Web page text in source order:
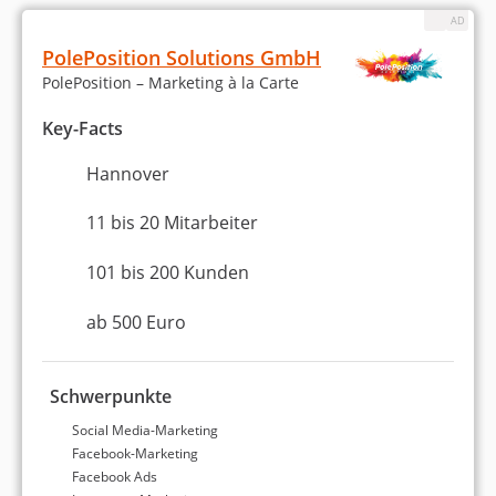
Einschränkungen der
Untersuchung
Auch wenn die genutzten Datenquellen im
Grundsatz als verlässlich gelten, bestehen wie bei
jeder Analyse bestimmte Grenzen, die
berücksichtigt werden müssen:
Vor allem Google hat immer wieder Probleme
Echtheitsprüfung können wir ausschließlich
für Bewertungen aus unserem eigenen
System vornehmen, weshalb diese stärker
gewichtet wurden als die Google-
Bewertungen.
Einschränkung 2: Geringe Anzahl an
Bewertungen
PolePosition Solutions GmbH
PolePosition – Marketing à la Carte
Key-Facts
Hannover
11 bis 20 Mitarbeiter
101 bis 200 Kunden
ab 500 Euro
Schwerpunkte
Social Media-Marketing
Facebook-Marketing
Facebook Ads